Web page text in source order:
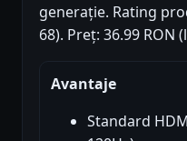
generație. Rating
68). Preț: 36.99
Avantaje
Standard